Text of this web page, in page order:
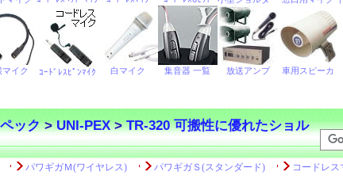
ック>UNI-PEX>TR-320 可搬性に優れたショル